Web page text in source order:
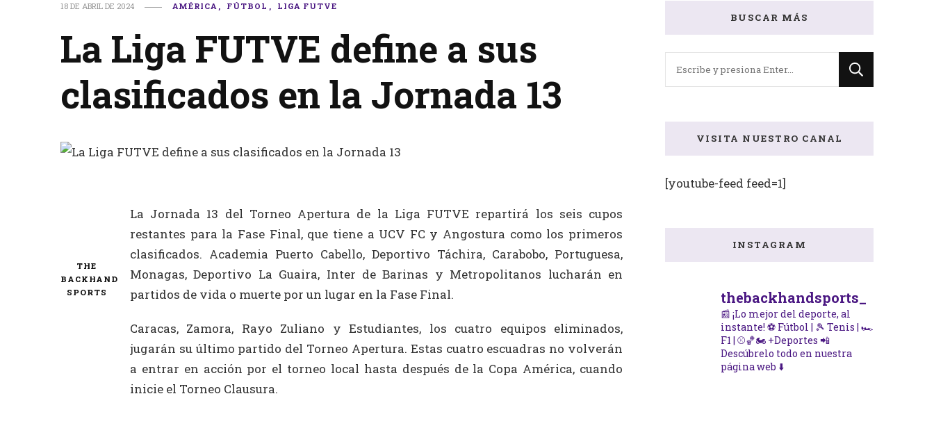
18 DE ABRIL DE 2024 AMÉRICA FÚTBOL LIGA FUTVE
La Liga FUTVE define a sus
clasificados en la Jornada 13
THE
BACKHAND
SPORTS
La Jornada 13 del Torneo Apertura de la Liga FUTVE repartirá los seis cupos
restantes para la Fase Final, que tiene a UCV FC y Angostura como los primeros
clasificados. Academia Puerto Cabello, Deportivo Táchira, Carabobo, Portuguesa,
Monagas, Deportivo La Guaira, Inter de Barinas y Metropolitanos lucharán en
partidos de vida o muerte por un lugar en la Fase Final.
Caracas, Zamora, Rayo Zuliano y Estudiantes, los cuatro equipos eliminados,
jugarán su último partido del Torneo Apertura. Estas cuatro escuadras no volverán
a entrar en acción por el torneo local hasta después de la Copa América, cuando
inicie el Torneo Clausura.
BUSCAR MÁS
VISITA NUESTRO CANAL
[youtube-feed feed=1]
INSTAGRAM
thebackhandsports_
📰 ¡Lo mejor del deporte, al
instante! ⚽ Fútbol | 🎾 Tenis | 🏎️
F1 | ⚾🏀🏍️ +Deportes 📲
Descúbrelo todo en nuestra
página web ⬇️